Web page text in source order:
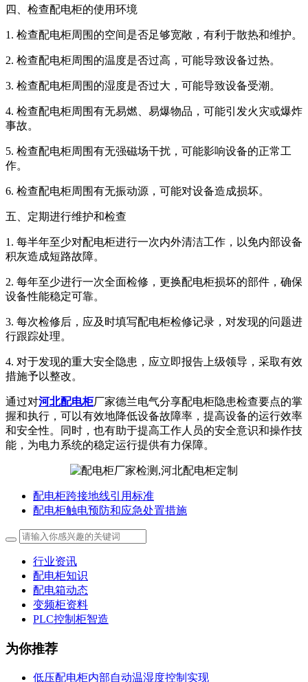
四、检查配电柜的使用环境
1. 检查配电柜周围的空间是否足够宽敞，有利于散热和维护。
2. 检查配电柜周围的温度是否过高，可能导致设备过热。
3. 检查配电柜周围的湿度是否过大，可能导致设备受潮。
4. 检查配电柜周围有无易燃、易爆物品，可能引发火灾或爆炸
事故。
5. 检查配电柜周围有无强磁场干扰，可能影响设备的正常工
作。
6. 检查配电柜周围有无振动源，可能对设备造成损坏。
五、定期进行维护和检查
1. 每半年至少对配电柜进行一次内外清洁工作，以免内部设备
积灰造成短路故障。
2. 每年至少进行一次全面检修，更换配电柜损坏的部件，确保
设备性能稳定可靠。
3. 每次检修后，应及时填写配电柜检修记录，对发现的问题进
行跟踪处理。
4. 对于发现的重大安全隐患，应立即报告上级领导，采取有效
措施予以整改。
通过对河北配电柜厂家德兰电气分享配电柜隐患检查要点的掌
握和执行，可以有效地降低设备故障率，提高设备的运行效率
和安全性。同时，也有助于提高工作人员的安全意识和操作技
能，为电力系统的稳定运行提供有力保障。
配电柜跨接地线引用标准
配电柜触电预防和应急处置措施
行业资讯
配电柜知识
配电箱动态
变频柜资料
PLC控制柜智造
为你推荐
低压配电柜内部自动温湿度控制实现